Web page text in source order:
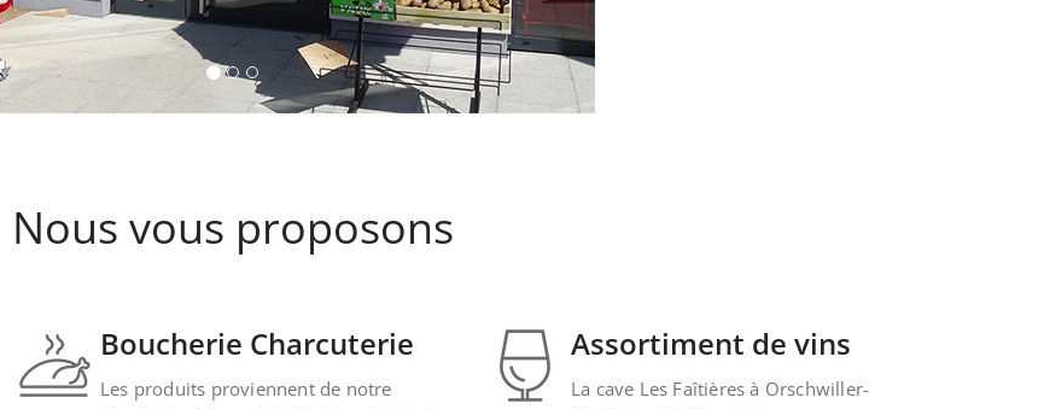
Nous vous proposons un assortiments de vins provenant
Nous vous proposons
Boucherie Charcuterie
Les produits proviennent de notre
Assortiment de vins
La cave Les Faîtières à Orschwiller-